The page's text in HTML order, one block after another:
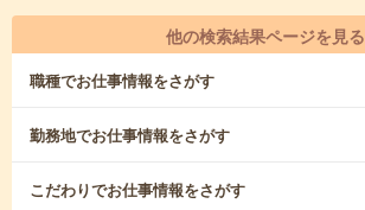
他の検索結果ページを見る
職種でお仕事情報をさがす
勤務地でお仕事情報をさがす
こだわりでお仕事情報をさがす